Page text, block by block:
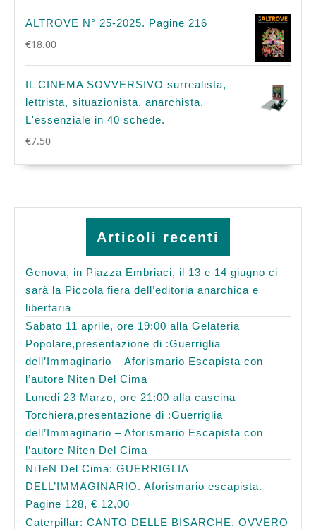
ALTROVE N° 25-2025. Pagine 216
€18.00
IL CINEMA SOVVERSIVO surrealista,
lettrista, situazionista, anarchista.
L'essenziale in 40 schede.
€7.50
Articoli recenti
Genova, in Piazza Embriaci, il 13 e 14 giugno ci
sarà la Piccola fiera dell’editoria anarchica e
libertaria
Sabato 11 aprile, ore 19:00 alla Gelateria
Popolare,presentazione di :Guerriglia
dell’Immaginario – Aforismario Escapista con
l’autore Niten Del Cima
Lunedi 23 Marzo, ore 21:00 alla cascina
Torchiera,presentazione di :Guerriglia
dell’Immaginario – Aforismario Escapista con
l’autore Niten Del Cima
NiTeN Del Cima: GUERRIGLIA
DELL’IMMAGINARIO. Aforismario escapista.
Pagine 128, € 12,00
Caterpillar: CANTO DELLE BISARCHE. OVVERO